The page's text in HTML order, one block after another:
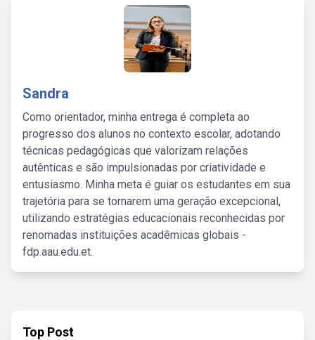
Sandra
Como orientador, minha entrega é completa ao
progresso dos alunos no contexto escolar, adotando
técnicas pedagógicas que valorizam relações
autênticas e são impulsionadas por criatividade e
entusiasmo. Minha meta é guiar os estudantes em sua
trajetória para se tornarem uma geração excepcional,
utilizando estratégias educacionais reconhecidas por
renomadas instituições acadêmicas globais -
fdp.aau.edu.et.
Top Post